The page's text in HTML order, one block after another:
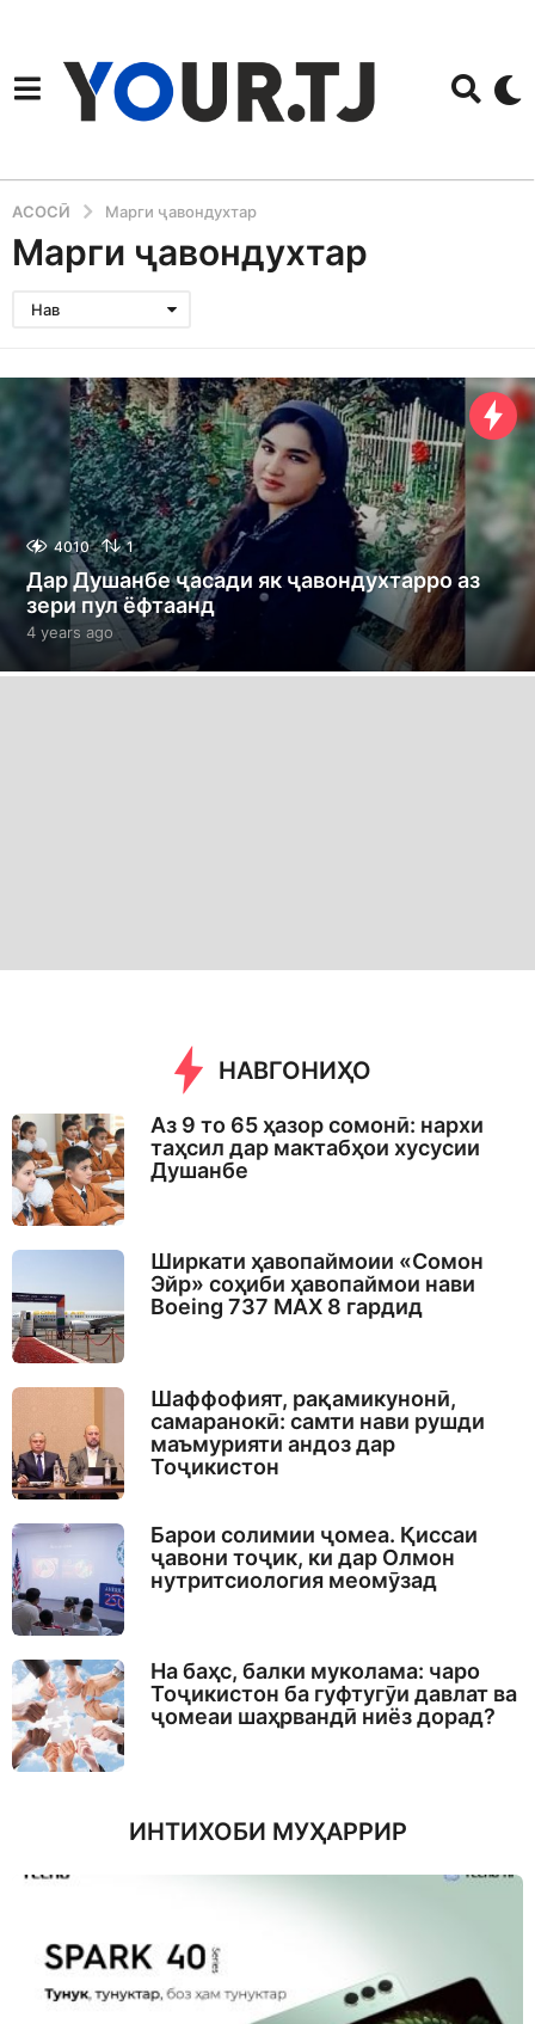
АСОСӢ Марги ҷавондухтар
Марги ҷавондухтар
Нав
4010 1
Дар Душанбе ҷасади як ҷавондухтарро аз
зери пул ёфтаанд
4 years ago
y
e
НАВГОНИҲО
Аз 9 то 65 ҳазор сомонӣ: нархи
таҳсил дар мактабҳои хусусии
Душанбе
Ширкати ҳавопаймоии «Сомон
Эйр» соҳиби ҳавопаймои нави
Boeing 737 MAX 8 гардид
Шаффофият, рақамикунонӣ,
самаранокӣ: самти нави рушди
маъмурияти андоз дар
Тоҷикистон
Барои солимии ҷомеа. Қиссаи
ҷавони тоҷик, ки дар Олмон
нутритсиология меомӯзад
На баҳс, балки муколама: чаро
Тоҷикистон ба гуфтугӯи давлат ва
ҷомеаи шаҳрвандӣ ниёз дорад?
ИНТИХОБИ МУҲАРРИР